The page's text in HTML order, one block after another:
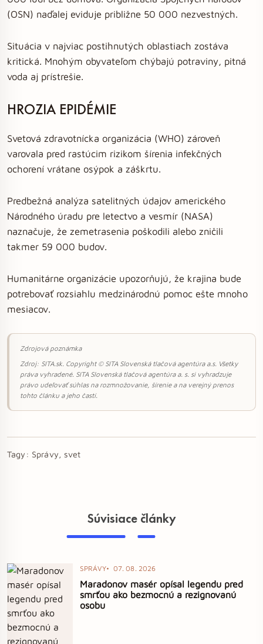
(OSN) naďalej eviduje približne 50 000 nezvestných.
Situácia v najviac postihnutých oblastiach zostáva
kritická. Mnohým obyvateľom chýbajú potraviny, pitná
voda aj prístrešie.
HROZIA EPIDÉMIE
Svetová zdravotnícka organizácia (WHO) zároveň
varovala pred rastúcim rizikom šírenia infekčných
ochorení vrátane osýpok a záškrtu.
Predbežná analýza satelitných údajov amerického
Národného úradu pre letectvo a vesmír (NASA)
naznačuje, že zemetrasenia poškodili alebo zničili
takmer 59 000 budov.
Humanitárne organizácie upozorňujú, že krajina bude
potrebovať rozsiahlu medzinárodnú pomoc ešte mnoho
mesiacov.
Zdrojová poznámka
Zdroj: SITA.sk. Copyright © SITA Slovenská tlačová agentúra a.s. Všetky
práva vyhradené. SITA Slovenská tlačová agentúra a. s. si vyhradzuje
právo udeľovať súhlas na rozmnožovanie, šírenie a na verejný prenos
tohto článku a jeho častí.
Tagy: Správy, svet
Súvisiace články
SPRÁVY 07. 08. 2026
Maradonov masér opísal legendu pred
smrťou ako bezmocnú a rezignovanú
osobu